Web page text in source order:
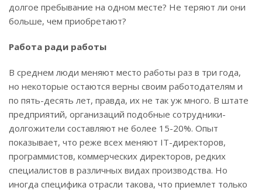
долгое пребывание на одном месте? Не теряют ли они
больше, чем приобретают?
Работа ради работы
В среднем люди меняют место работы раз в три года,
но некоторые остаются верны своим работодателям и
по пять-десять лет, правда, их не так уж много. В штате
предприятий, организаций подобные сотрудники-
долгожители составляют не более 15-20%. Опыт
показывает, что реже всех меняют IТ-директоров,
программистов, коммерческих директоров, редких
специалистов в различных видах производства. Но
иногда специфика отрасли такова, что приемлет только